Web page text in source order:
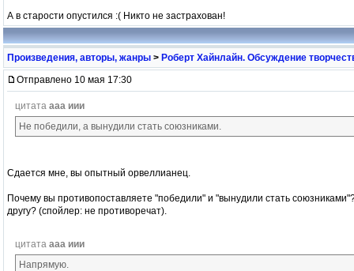
А в старости опустился :( Никто не застрахован!
Произведения, авторы, жанры > Роберт Хайнлайн. Обсуждение
Отправлено 10 мая 17:30
цитата ааа иии
Не победили, а вынудили стать союзниками.
Сдается мне, вы опытный орвеллианец.
Почему вы противопоставляете "победили" и "вынудили стать
другу? (спойлер: не противоречат).
цитата ааа иии
Напрямую.